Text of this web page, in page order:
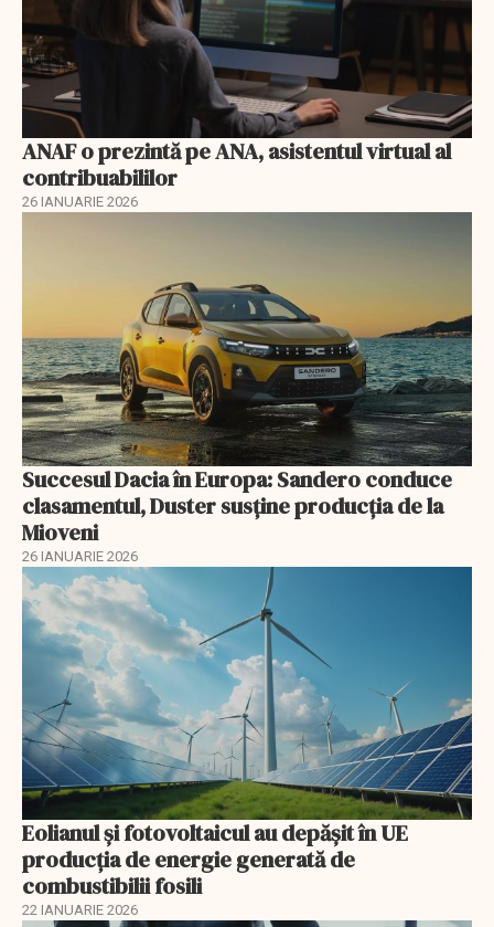
ANAF o prezintă pe ANA, asistentul virtual al
contribuabililor
26 IANUARIE 2026
Succesul Dacia în Europa: Sandero conduce
clasamentul, Duster susține producția de la
Mioveni
26 IANUARIE 2026
Eolianul și fotovoltaicul au depășit în UE
producția de energie generată de
combustibilii fosili
22 IANUARIE 2026